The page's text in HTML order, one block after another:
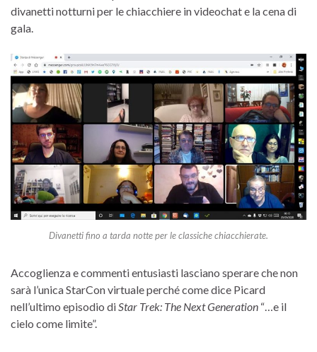
divanetti notturni per le chiacchiere in videochat e la cena di
gala.
Divanetti fino a tarda notte per le classiche chiacchierate.
Accoglienza e commenti entusiasti lasciano sperare che non
sarà l’unica StarCon virtuale perché come dice Picard
nell’ultimo episodio diStar Trek: The Next Generation “…e il
cielo come limite”.